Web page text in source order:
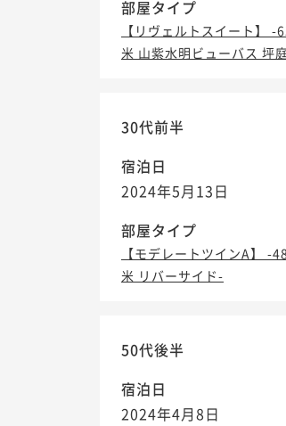
部屋タイプ
【リヴェルトスイート】 -
米 山紫水明ビューバス 坪
30代前半
宿泊日
2024年5月13日
部屋タイプ
【モデレートツインA】 -
米 リバーサイド-
50代後半
宿泊日
2024年4月8日